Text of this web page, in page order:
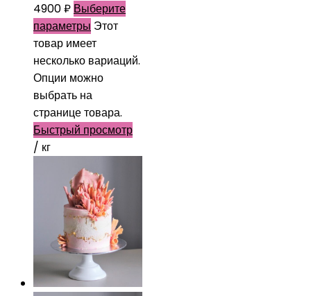
4900₽ Выберите
параметры Этот
товар имеет
несколько вариаций.
Опции можно
выбрать на
странице товара.
Быстрый просмотр
/ кг